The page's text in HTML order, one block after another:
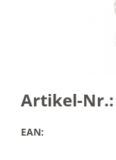
Artikel-Nr.:
EAN: